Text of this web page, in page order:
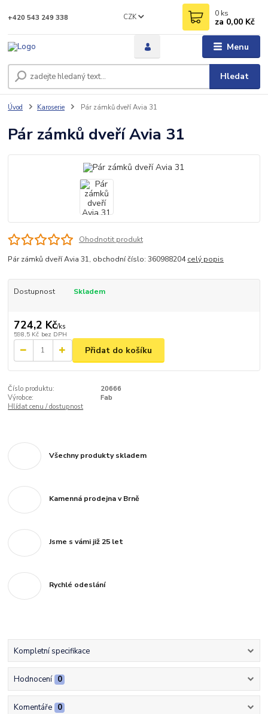
Menu
CZK
Hledat
+420 543 249 338 0 ks
za 0,00 Kč
Úvod Karoserie Pár zámků dveří Avia 31
Pár zámků dveří Avia 31
Ohodnotit produkt
Pár zámků dveří Avia 31, obchodní číslo: 360988204celý popis
Dostupnost Skladem
724,2 Kč/ks
598,5 Kč bez DPH
Přidat do košíku
Číslo produktu:
20666
Výrobce:
Fab
Hlídat cenu / dostupnost
Všechny produkty skladem
Kamenná prodejna v Brně
Jsme s vámi již 25 let
Rychlé odeslání
Kompletní specifikace
Hodnocení 0
Komentáře 0